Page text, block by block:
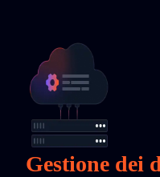
Gestione dei